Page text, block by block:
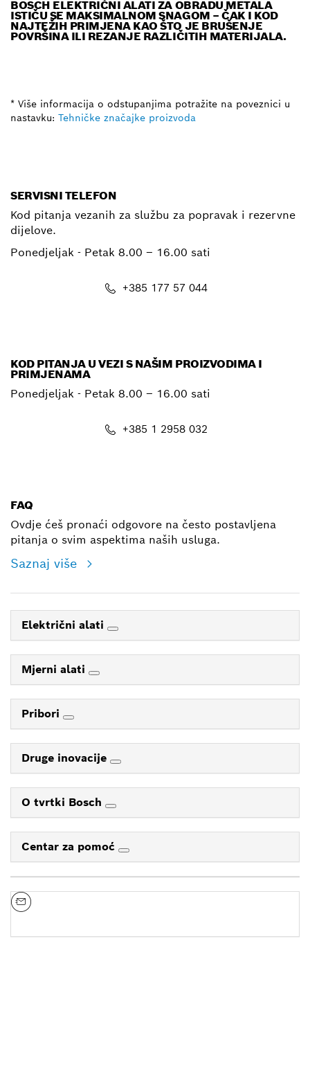
BOSCH ELEKTRIČNI ALATI ZA OBRADU METALA
ISTIČU SE MAKSIMALNOM SNAGOM – ČAK I KOD
NAJTEŽIH PRIMJENA KAO ŠTO JE BRUŠENJE
POVRŠINA ILI REZANJE RAZLIČITIH MATERIJALA.
* Više informacija o odstupanjima potražite na poveznici u
nastavku: Tehničke značajke proizvoda
SERVISNI TELEFON
Kod pitanja vezanih za službu za popravak i rezervne
dijelove.
Ponedjeljak - Petak 8.00 – 16.00 sati
+385 177 57 044
KOD PITANJA U VEZI S NAŠIM PROIZVODIMA I
PRIMJENAMA
Ponedjeljak - Petak 8.00 – 16.00 sati
+385 1 2958 032
FAQ
Ovdje ćeš pronaći odgovore na često postavljena
pitanja o svim aspektima naših usluga.
Saznaj više
Električni alati
Mjerni alati
Pribori
Druge inovacije
O tvrtki Bosch
Centar za pomoć